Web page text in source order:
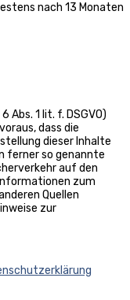
nach 13 Monaten
1 lit. f. DSGVO)
dass die
dieser Inhalte
ferner so genannte
auf den
zum
Quellen
zur